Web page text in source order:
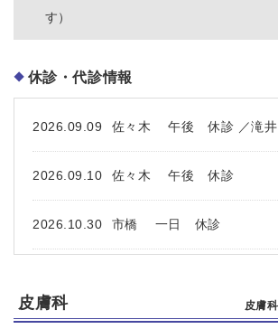
休診・代診情報
2026.09.09 佐々木 午後 休診 ／滝
2026.09.10 佐々木 午後 休診
2026.10.30 市橋 一日 休診
皮膚科 皮膚